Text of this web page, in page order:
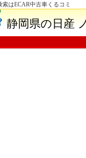
はECAR中古車くるコミ
静岡県の日産